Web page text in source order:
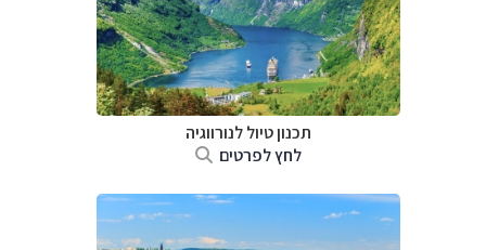
תכנון טיול לנורווגיה
לחץ לפרטים